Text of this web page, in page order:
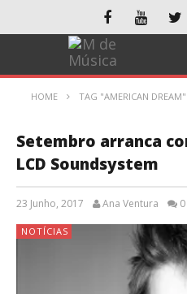
HOME TAG "AMERICAN DREAM"
Setembro arranca
LCD Soundsystem
23 Junho, 2017 Ana Ventura 0
NOTÍCIAS